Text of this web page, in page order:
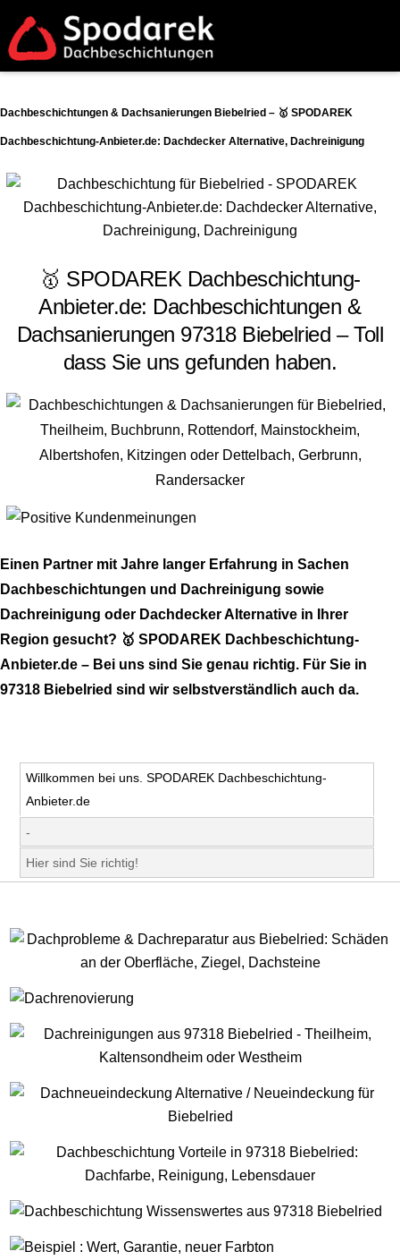
Dachbeschichtungen & Dachsanierungen Biebelried – 🥇 SPODAREK
Dachbeschichtung-Anbieter.de: Dachdecker Alternative, Dachreinigung
🥇 SPODAREK Dachbeschichtung-
Anbieter.de: Dachbeschichtungen &
Dachsanierungen 97318 Biebelried – Toll
dass Sie uns gefunden haben.
Einen Partner mit Jahre langer Erfahrung in Sachen
Dachbeschichtungen und Dachreinigung sowie
Dachreinigung oder Dachdecker Alternative in Ihrer
Region gesucht? 🥇 SPODAREK Dachbeschichtung-
Anbieter.de – Bei uns sind Sie genau richtig. Für Sie in
97318 Biebelried sind wir selbstverständlich auch da.
Willkommen bei uns. SPODAREK Dachbeschichtung-
Anbieter.de
-
Hier sind Sie richtig!